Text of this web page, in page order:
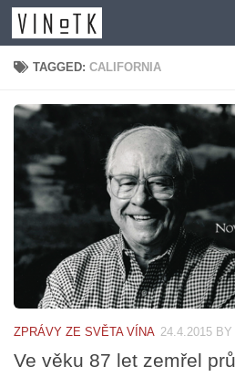
Skip to content
TAGGED:CALIFORNIA
ZPRÁVY ZE SVĚTA VÍNA 24.4.2015 BY
Ve věku 87 let zemřel